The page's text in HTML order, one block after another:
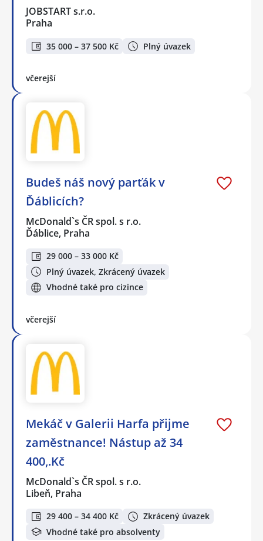
JOBSTART s.r.o.
Praha
35 000 – 37 500 Kč Plný úvazek
včerejší
Budeš náš nový parťák v
Ďáblicích?
McDonald`s ČR spol. s r.o.
Ďáblice, Praha
29 000 – 33 000 Kč
Plný úvazek, Zkrácený úvazek
Vhodné také pro cizince
včerejší
Mekáč v Galerii Harfa přijme
zaměstnance! Nástup až 34
400,.Kč
McDonald`s ČR spol. s r.o.
Libeň, Praha
29 400 – 34 400 Kč
Zkrácený úvazek
Vhodné také pro absolventy